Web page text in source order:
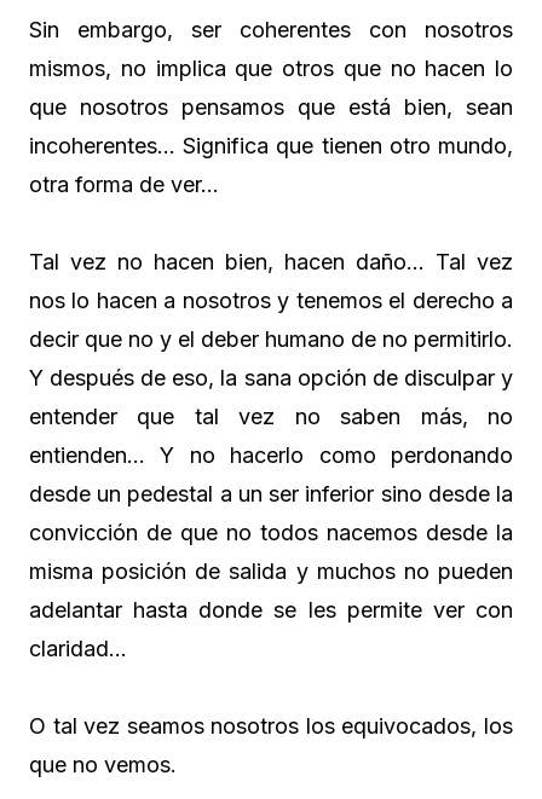
Sin embargo, ser coherentes con nosotros
mismos, no implica que otros que no hacen lo
que nosotros pensamos que está bien, sean
incoherentes… Significa que tienen otro mundo,
otra forma de ver…
Tal vez no hacen bien, hacen daño… Tal vez
nos lo hacen a nosotros y tenemos el derecho a
decir que no y el deber humano de no permitirlo.
Y después de eso, la sana opción de disculpar y
entender que tal vez no saben más, no
entienden… Y no hacerlo como perdonando
desde un pedestal a un ser inferior sino desde la
convicción de que no todos nacemos desde la
misma posición de salida y muchos no pueden
adelantar hasta donde se les permite ver con
claridad…
O tal vez seamos nosotros los equivocados, los
que no vemos.